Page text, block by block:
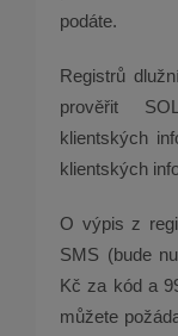
podáte.
Registrů
prověřit
klientských
klientských
O výpis z
SMS (bude
Kč za kód a
můžete